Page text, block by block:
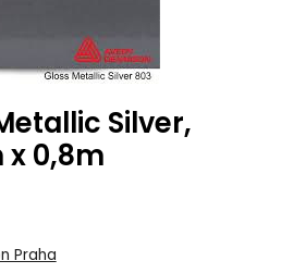
Silver,
x 0,8m
Praha